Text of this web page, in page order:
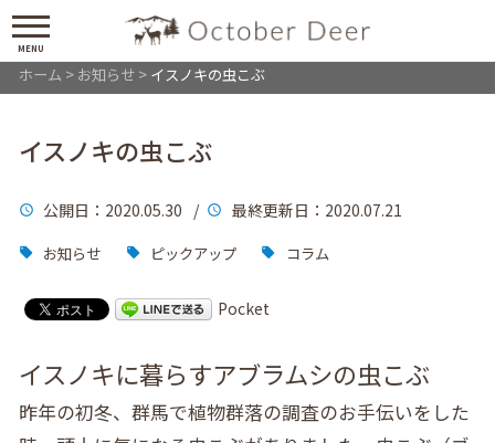
MENU
ホーム > お知らせ> イスノキの虫こぶ
イスノキの虫こぶ
公開日 ：2020.05.30 / 最終更新日 ：2020.07.21
お知らせ ピックアップ コラム
Pocket
イスノキに暮らすアブラムシの虫こぶ
昨年の初冬、群馬で植物群落の調査のお手伝いをした